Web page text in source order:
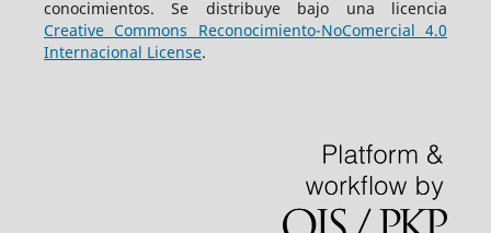
conocimientos. Se distribuye bajo una licencia
Creative Commons Reconocimiento-NoComercial 4.0
Internacional License.